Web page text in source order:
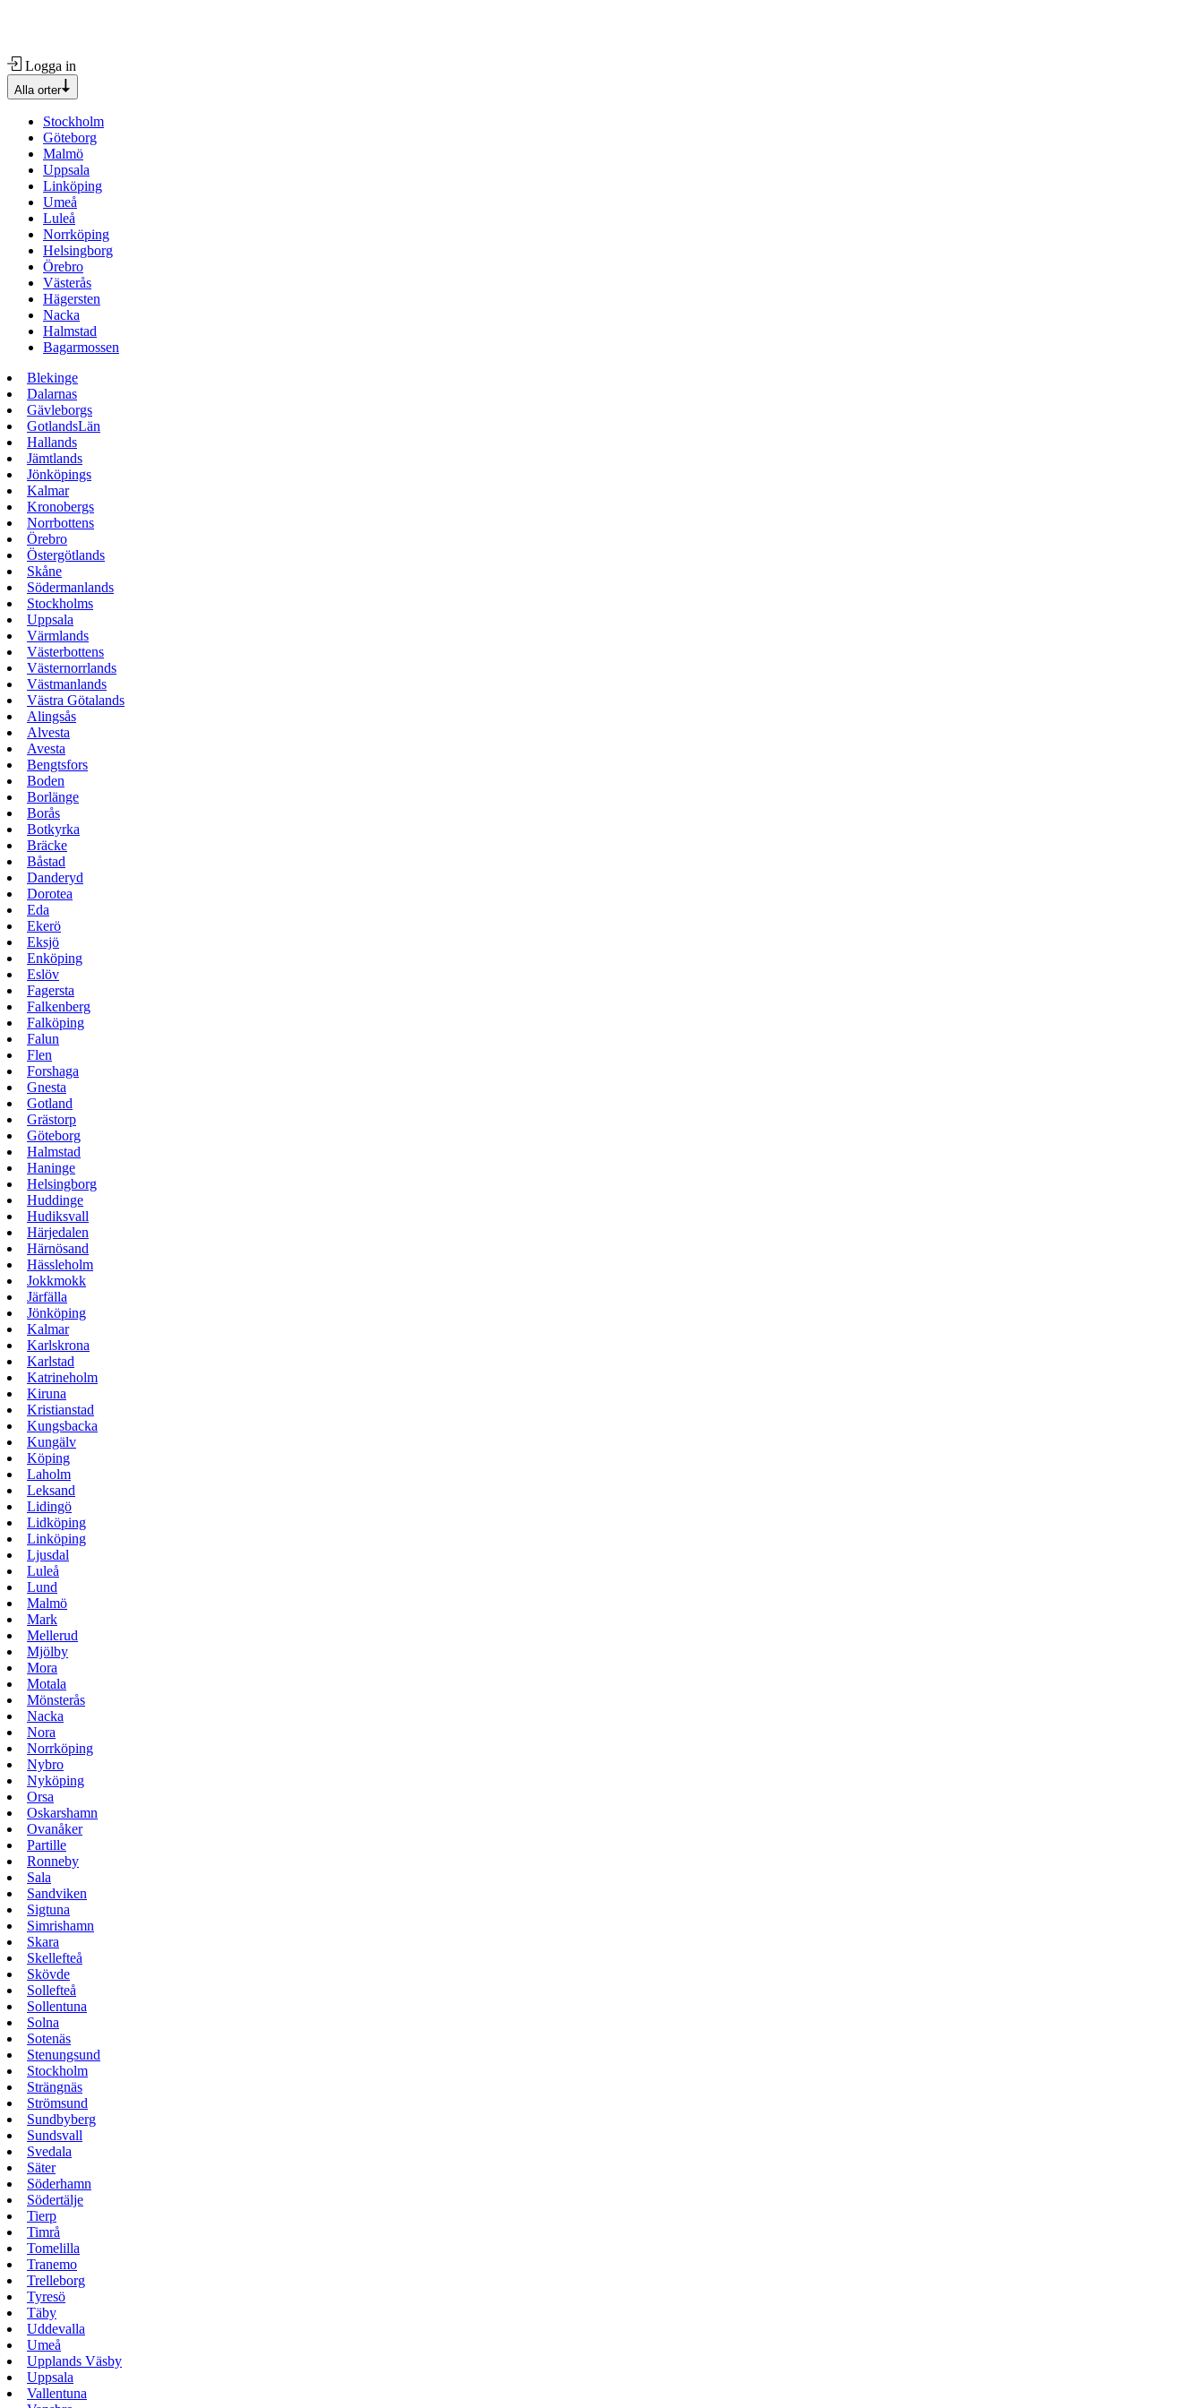
Logga in
Alla orter
Stockholm
Göteborg
Malmö
Uppsala
Linköping
Umeå
Luleå
Norrköping
Helsingborg
Örebro
Västerås
Hägersten
Nacka
Halmstad
Bagarmossen
Blekinge
Dalarnas
Gävleborgs
GotlandsLän
Hallands
Jämtlands
Jönköpings
Kalmar
Kronobergs
Norrbottens
Örebro
Östergötlands
Skåne
Södermanlands
Stockholms
Uppsala
Värmlands
Västerbottens
Västernorrlands
Västmanlands
Västra Götalands
Alingsås
Alvesta
Avesta
Bengtsfors
Boden
Borlänge
Borås
Botkyrka
Bräcke
Båstad
Danderyd
Dorotea
Eda
Ekerö
Eksjö
Enköping
Eslöv
Fagersta
Falkenberg
Falköping
Falun
Flen
Forshaga
Gnesta
Gotland
Grästorp
Göteborg
Halmstad
Haninge
Helsingborg
Huddinge
Hudiksvall
Härjedalen
Härnösand
Hässleholm
Jokkmokk
Järfälla
Jönköping
Kalmar
Karlskrona
Karlstad
Katrineholm
Kiruna
Kristianstad
Kungsbacka
Kungälv
Köping
Laholm
Leksand
Lidingö
Lidköping
Linköping
Ljusdal
Luleå
Lund
Malmö
Mark
Mellerud
Mjölby
Mora
Motala
Mönsterås
Nacka
Nora
Norrköping
Nybro
Nyköping
Orsa
Oskarshamn
Ovanåker
Partille
Ronneby
Sala
Sandviken
Sigtuna
Simrishamn
Skara
Skellefteå
Skövde
Sollefteå
Sollentuna
Solna
Sotenäs
Stenungsund
Stockholm
Strängnäs
Strömsund
Sundbyberg
Sundsvall
Svedala
Säter
Söderhamn
Södertälje
Tierp
Timrå
Tomelilla
Tranemo
Trelleborg
Tyresö
Täby
Uddevalla
Umeå
Upplands Väsby
Uppsala
Vallentuna